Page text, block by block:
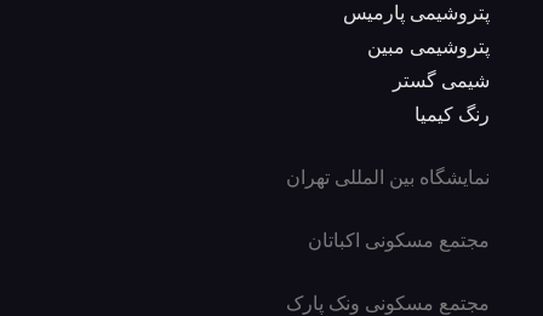
پتروشیمی پارمیس
پتروشیمی مبین
شیمی گستر
رنگ کیمیا
نمایشگاه بین المللی تهران
مجتمع مسکونی اکباتان
مجتمع مسکونی ونک پارک